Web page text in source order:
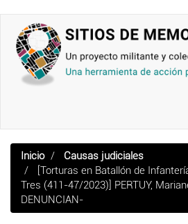
contenido
principal
Inicio
Causas judiciales
[Torturas en Batallón de
Tres (411-47/2023)] PERTUY,
DENUNCIAN-